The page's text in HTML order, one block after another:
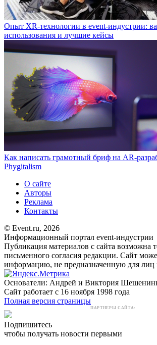
Опыт XR-технологии в event-индустрии:
использования и лучшие кейсы
Как написать грамотный бриф на AR-
Phygitalism
О сайте
Авторы
Реклама
Контакты
© Event.ru, 2026
Информационный портал event-индустрии
Публикация материалов с сайта возможна
письменного согласия редакции. Сайт
информацию, не предназначенную для лиц
Основатели: Андрей и Виктория
Сайт работает с 16 ноября 1998 года
Полная версия страницы
ПАРТНЕРЫ САЙТА:
Подпишитесь
чтобы получать новости первыми